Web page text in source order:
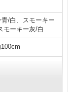
/白、スモーキー
モーキー灰/白